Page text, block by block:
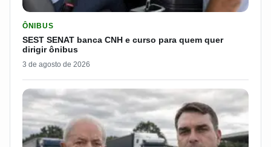
ÔNIBUS
SEST SENAT banca CNH e curso para quem quer
dirigir ônibus
3 de agosto de 2026